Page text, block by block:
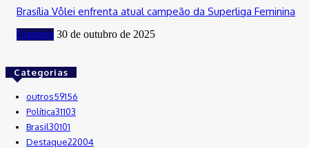
Brasília Vôlei enfrenta atual campeão da Superliga Feminina
Esportes 30 de outubro de 2025
Categorias
outros59156
Política31103
Brasil30101
Destaque22004